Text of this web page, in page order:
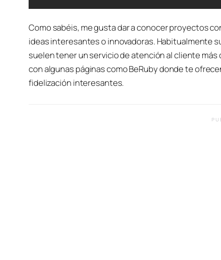
Como sabéis, me gusta dar a conocer proyectos
ideas interesantes o innovadoras. Habitualmente
suelen tener un servicio de atención al cliente
con algunas páginas como BeRuby donde te
fidelización interesantes.